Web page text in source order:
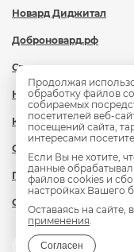
Новард Диджитал
Доброновард.рф
Статьи
Новости
Контакты
Охрана труда
Политика обработки
Сведения об
Продолжая
обработку файлов
собираемых
посетителей веб-
посещений сайта,
интересами
Если Вы не хотите,
данные
файлов cookies и
настройках Вашего
Оставаясь на сайте,
применения.
Согласен